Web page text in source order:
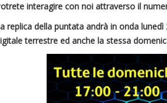
interagire con noi attraverso il
replica della puntata andrà in onda
terrestre ed anche la stessa